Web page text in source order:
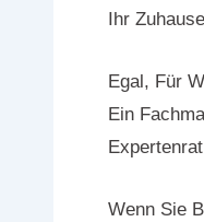
Ihr
Egal, Für
Ein
Wenn Sie